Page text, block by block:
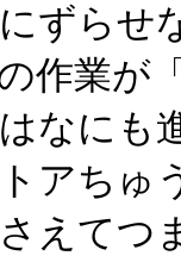
ずらせ
作業が
なにも
アちゅ
えてつ